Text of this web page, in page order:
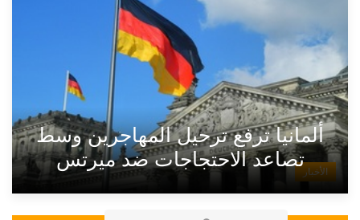
الأخبار
ألمانيا ترفع ترحيل المهاجرين وسط
تصاعد الاحتجاجات ضد ميرتس